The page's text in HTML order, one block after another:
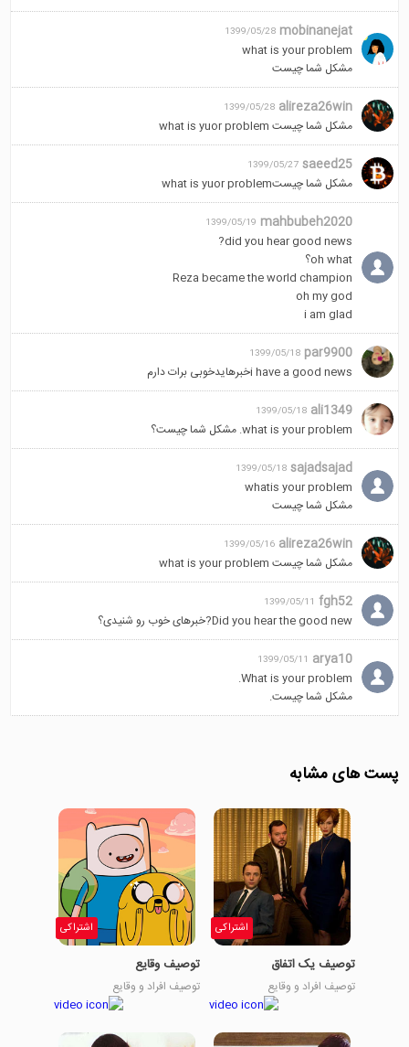
mobinanejat
1399/05/28
what is your problem
مشکل شما چیست
alireza26win
1399/05/28
مشکل شما چیست what is yuor problem
saeed25
1399/05/27
مشکل شما چیستwhat is yuor problem
mahbubeh2020
1399/05/19
did you hear good news?
oh what؟
Reza became the world champion
oh my god
i am glad
par9900
1399/05/18
i have a good newsخبرهایدخوبی برات دارم
ali1349
1399/05/18
what is your problem. مشکل شما چیست؟
sajadsajad
1399/05/18
whatis your problem
مشکل شما چیست
alireza26win
1399/05/16
مشکل شما چیست what is your problem
fgh52
1399/05/11
Did you hear the good new?خبرهای خوب رو شنیدی؟
arya10
1399/05/11
What is your problem.
مشکل شما چیست.
پست های مشابه
اشتراکی
توصیف یک اتفاق
توصیف افراد و وقایع
اشتراکی
توصیف وقایع
توصیف افراد و وقایع